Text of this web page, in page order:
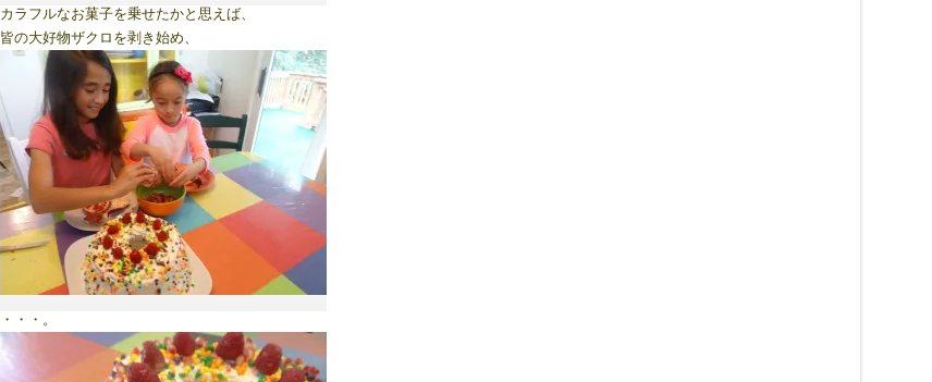
カラフルなお菓子を乗せたかと思えば、
皆の大好物ザクロを剥き始め、
・・・。